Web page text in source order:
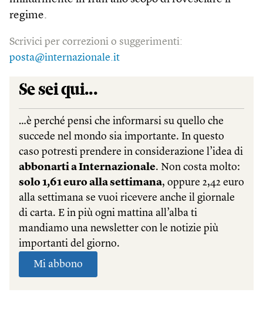
regime.
Scrivici per correzioni o suggerimenti:
posta@internazionale.it